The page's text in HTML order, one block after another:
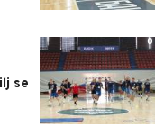
0
se